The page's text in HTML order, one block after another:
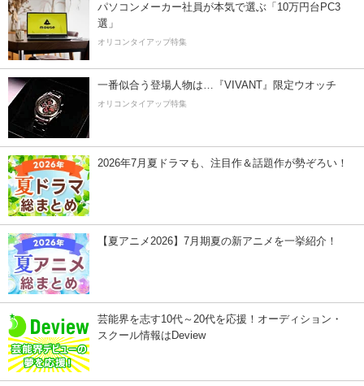
パソコンメーカー社員が本気で選ぶ「10万円台PC3
選」
オリコンタイアップ特集
一番似合う登場人物は…『VIVANT』限定ウオッチ
オリコンタイアップ特集
2026年7月夏ドラマも、注目作＆話題作が勢ぞろい！
【夏アニメ2026】7月期夏の新アニメを一挙紹介！
芸能界を志す10代～20代を応援！オーディション・
スクール情報はDeview